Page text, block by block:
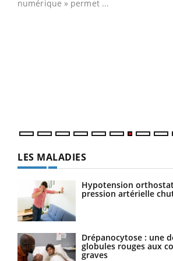
LES MALADIES
Hypotension
pression artérielle
Drépanocytose : une
globules rouges aux
graves